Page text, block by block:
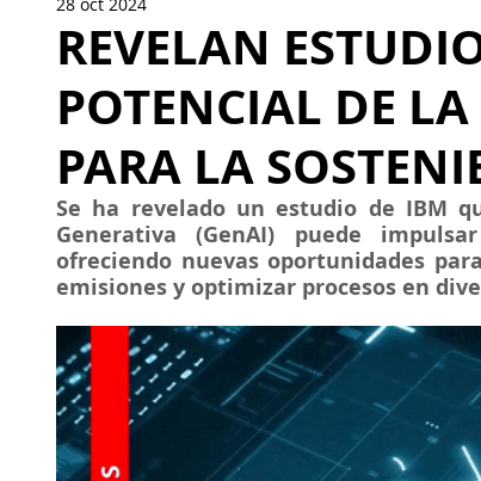
REVELAN
POTENCIAL DE
PARA LA
Se ha revelado un estudio de IBM
Generativa (GenAI) puede
ofreciendo nuevas oportunidades
emisiones y optimizar procesos en